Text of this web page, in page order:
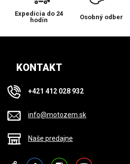
Expedícia do 24
hodín
Osobný odber
KONTAKT
+421 412 028 932
info@motozem.sk
Naše predajne
FacebookInstagramYouTube